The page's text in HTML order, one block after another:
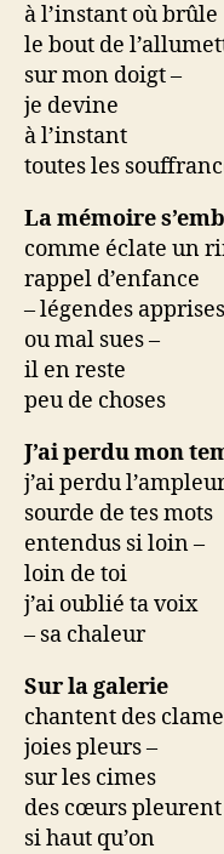
à l’instant où brûle
le bout de
sur mon doigt –
je devine
à l’instant
toutes les
La mémoire
comme éclate un
rappel d’enfance
– légendes apprises
ou mal sues –
il en reste
peu de choses
J’ai perdu mon
j’ai perdu
sourde de tes mots
entendus si loin –
loin de toi
j’ai oublié ta voix
– sa chaleur
Sur la galerie
chantent des
joies pleurs –
sur les cimes
des cœurs pleurent
si haut qu’on